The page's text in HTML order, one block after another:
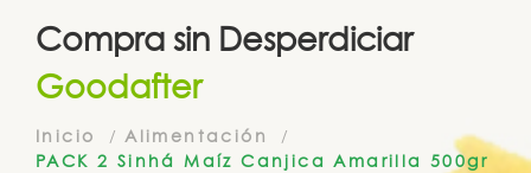
Compra sin Desperdiciar
Goodafter
Inicio
Alimentación
PACK 2 Sinhá Maíz Canjica Amarilla 500gr